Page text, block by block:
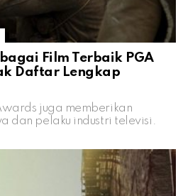
Film Terbaik PGA
Daftar Lengkap
juga memberikan
dan pelaku industri televisi.